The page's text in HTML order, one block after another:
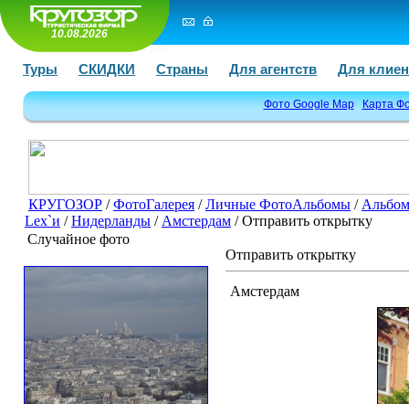
10.08.2026
Туры СКИДКИ Страны Для агентств Для
Фото Google Map Карта
КРУГОЗОР /ФотоГалерея /Личные ФотоАльбомы / Альбом
Lex`и /Нидерланды / Амстердам / Отправить открытку
Случайное фото
Отправить открытку
Амстердам